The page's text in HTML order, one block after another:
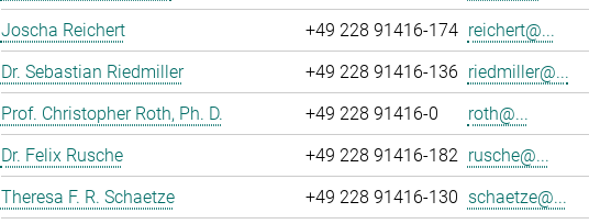
Joscha Reichert
+49 228 91416-174 reichert@...
Dr. Sebastian Riedmiller
+49 228 91416-136 riedmiller@...
Prof. Christopher Roth, Ph. D.
+49 228 91416-0
roth@...
Dr. Felix Rusche
+49 228 91416-182 rusche@...
Theresa F. R. Schaetze
+49 228 91416-130 schaetze@...